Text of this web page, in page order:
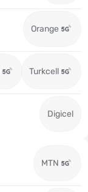
Orange
Turkcell
Digicel
MTN